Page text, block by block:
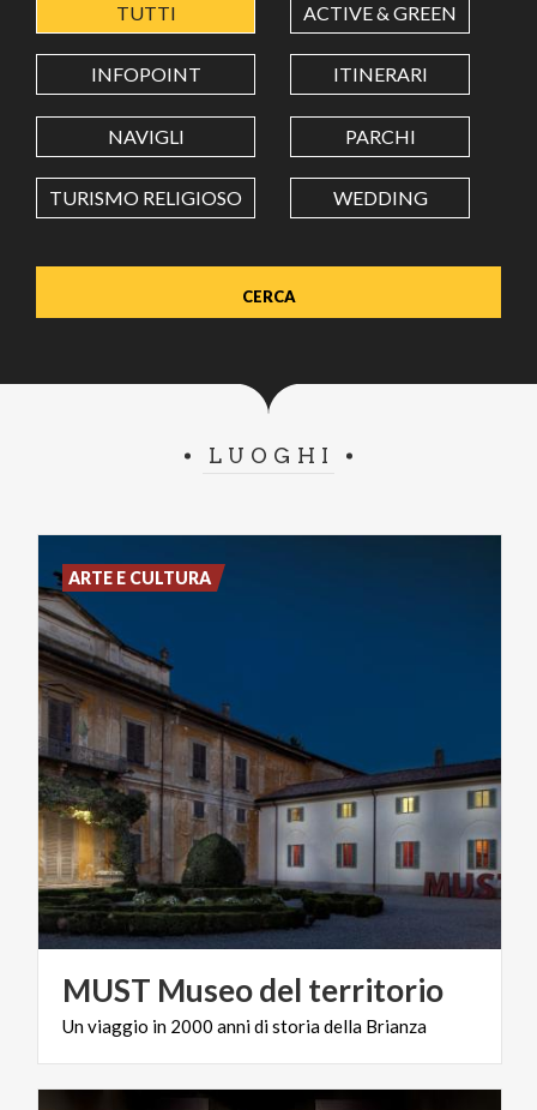
LATITUDINE
LONGITUDINE
Value in decimal degrees. Use dot (.) as decimal separator.
TUTTI ACTIVE & GREEN
INFOPOINT ITINERARI
NAVIGLI PARCHI
TURISMO RELIGIOSO WEDDING
LUOGHI
MUST Museodel territorio
Unviaggio in 2000 annidistoriadella Brianza
ARTE E CULTURA